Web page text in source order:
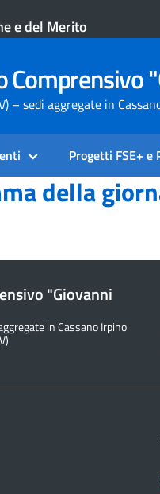
e del Merito
Comprensivo
– sedi aggregate in
Progetti FSE+ e
della
"Giovanni
in Cassano Irpino